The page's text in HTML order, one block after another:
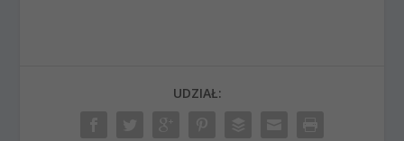
UDZIAŁ: